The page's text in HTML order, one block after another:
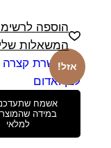
הוספה
המשאלות שלי
אזל!
אשמח
במידה שהמוצר
למלאי